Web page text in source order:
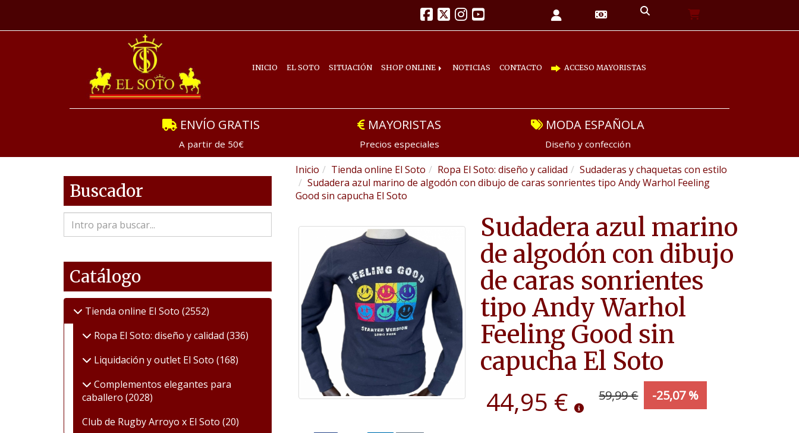
INICIO EL SOTO SITUACIÓN SHOP ONLINE NOTICIAS CONTACTO ACCESO MAYORISTAS
ENVÍO GRATIS
A partir de 50€
MAYORISTAS
Precios especiales
MODA ESPAÑOLA
Diseño y confección
Inicio Tienda online El Soto Ropa El Soto: diseño y calidad
Sudaderas y chaquetas con estilo
Sudadera azul marino de algodón con dibujo de caras sonrientes tipo Andy Warhol Feeling
Good sin capucha El Soto
Sudadera azul marino
de algodón con dibujo
de caras sonrientes
tipo Andy Warhol
Feeling Good sin
capucha El Soto
44,95 € 59,99 € -25,07 %
Buscador
Catálogo
Tienda online El Soto (2552)
Ropa El Soto: diseño y calidad (336)
Liquidación y outlet El Soto (168)
Complementos elegantes para
caballero (2028)
Club de Rugby Arroyo x El Soto (20)